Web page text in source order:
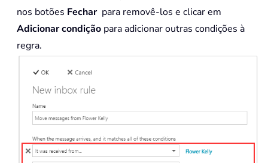
nos botões Fechar para removê-los e clicar em
Adicionar condição para adicionar outras condições à
regra.